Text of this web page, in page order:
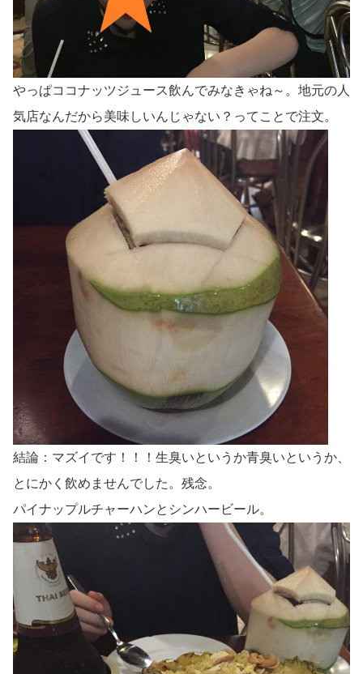
やっぱココナッツジュース飲んでみなきゃね～。地元の人
気店なんだから美味しいんじゃない？ってことで注文。
結論：マズイです！！！生臭いというか青臭いというか、
とにかく飲めませんでした。残念。
パイナップルチャーハンとシンハービール。